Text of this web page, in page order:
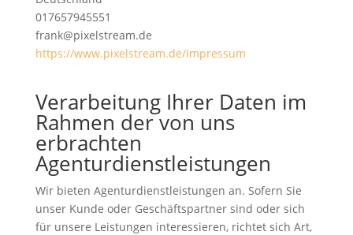
017657945551
frank@pixelstream.de
https://www.pixelstream.de/Impressum
Verarbeitung Ihrer Daten im
Rahmen der von uns
erbrachten
Agenturdienstleistungen
Wir bieten Agenturdienstleistungen an. Sofern Sie
unser Kunde oder Geschäftspartner sind oder sich
für unsere Leistungen interessieren, richtet sich Art,